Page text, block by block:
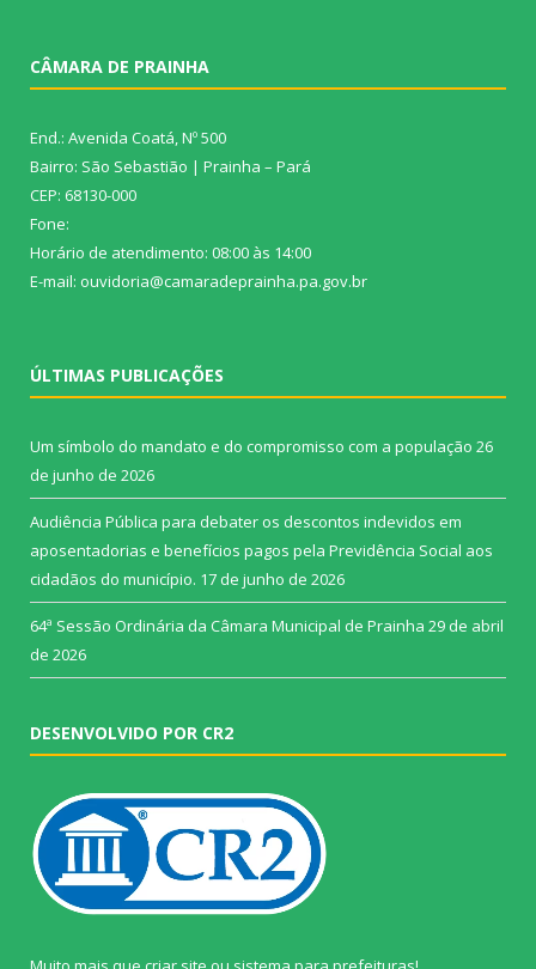
CÂMARA DE PRAINHA
End.: Avenida Coatá, Nº 500
Bairro: São Sebastião | Prainha – Pará
CEP: 68130-000
Fone:
Horário de atendimento: 08:00 às 14:00
E-mail: ouvidoria@camaradeprainha.pa.gov.br
ÚLTIMAS PUBLICAÇÕES
Um símbolo do mandato e do compromisso com a população 26
de junho de 2026
Audiência Pública para debater os descontos indevidos em
aposentadorias e benefícios pagos pela Previdência Social aos
cidadãos do município. 17 de junho de 2026
64ª Sessão Ordinária da Câmara Municipal de Prainha 29 de abril
de 2026
DESENVOLVIDO POR CR2